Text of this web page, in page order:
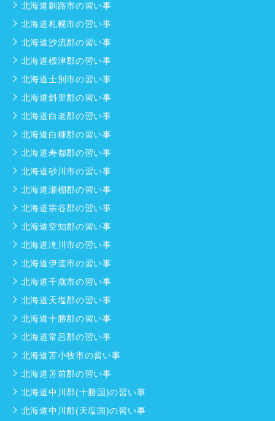
北海道釧路市の習い事
北海道札幌市の習い事
北海道沙流郡の習い事
北海道標津郡の習い事
北海道士別市の習い事
北海道斜里郡の習い事
北海道白老郡の習い事
北海道白糠郡の習い事
北海道寿都郡の習い事
北海道砂川市の習い事
北海道瀬棚郡の習い事
北海道宗谷郡の習い事
北海道空知郡の習い事
北海道滝川市の習い事
北海道伊達市の習い事
北海道千歳市の習い事
北海道天塩郡の習い事
北海道十勝郡の習い事
北海道常呂郡の習い事
北海道苫小牧市の習い事
北海道苫前郡の習い事
北海道中川郡(十勝国)の習い事
北海道中川郡(天塩国)の習い事